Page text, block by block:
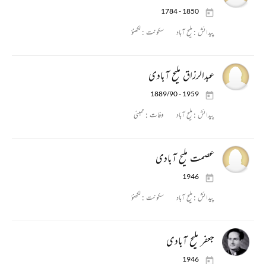
1784 - 1850
پیدائش :ملیح آباد سکونت : لکھنؤ
عبدالرزاق ملیح آبادی
1889/90 - 1959
پیدائش :ملیح آباد وفات : ممبئی
عصمت ملیح آبادی
1946
پیدائش :ملیح آباد سکونت : لکھنؤ
جعفر ملیح آبادی
1946